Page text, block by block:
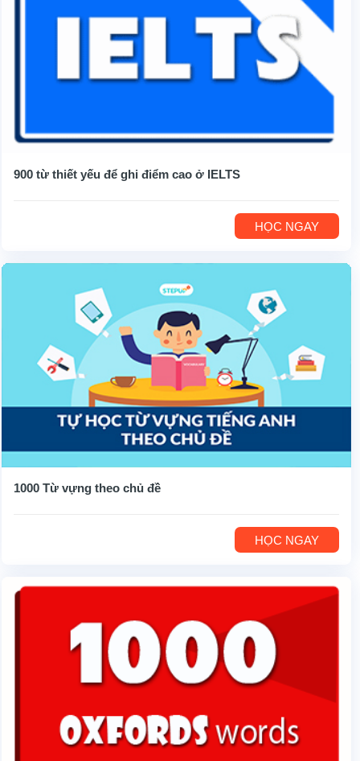
900 từ thiết yếu để ghi điểm cao ở IELTS
HỌC NGAY
1000 Từ vựng theo chủ đề
HỌC NGAY